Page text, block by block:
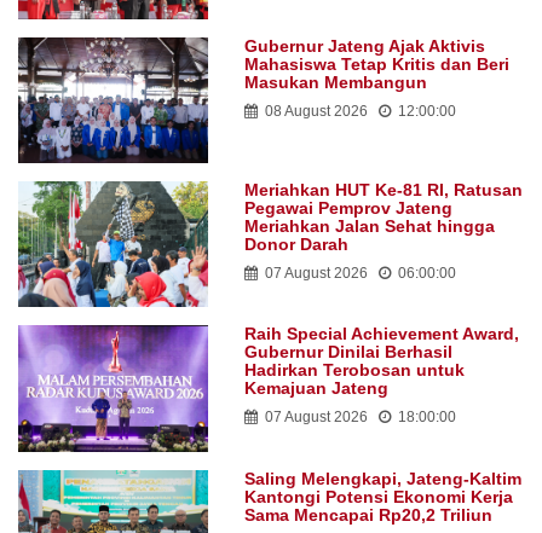
Gubernur Jateng Ajak Aktivis
Mahasiswa Tetap Kritis dan Beri
Masukan Membangun
08 August 2026 12:00:00
Meriahkan HUT Ke-81 RI, Ratusan
Pegawai Pemprov Jateng
Meriahkan Jalan Sehat hingga
Donor Darah
07 August 2026 06:00:00
Raih Special Achievement Award,
Gubernur Dinilai Berhasil
Hadirkan Terobosan untuk
Kemajuan Jateng
07 August 2026 18:00:00
Saling Melengkapi, Jateng-Kaltim
Kantongi Potensi Ekonomi Kerja
Sama Mencapai Rp20,2 Triliun